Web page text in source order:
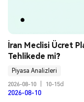
İran Meclisi Ücret
Tehlikede mi?
Piyasa Analizleri
2026-08-10
10-15d
2026-08-10